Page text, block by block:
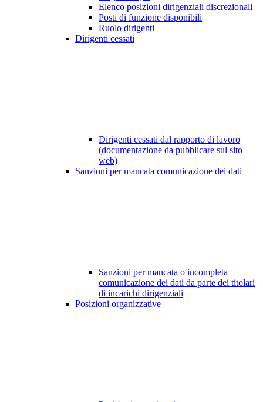
Elenco posizioni dirigenziali discrezionali
Posti di funzione disponibili
Ruolo dirigenti
Dirigenti cessati
Dirigenti cessati dal rapporto di lavoro
(documentazione da pubblicare sul sito
web)
Sanzioni per mancata comunicazione dei dati
Sanzioni per mancata o incompleta
comunicazione dei dati da parte dei titolari
di incarichi dirigenziali
Posizioni organizzative